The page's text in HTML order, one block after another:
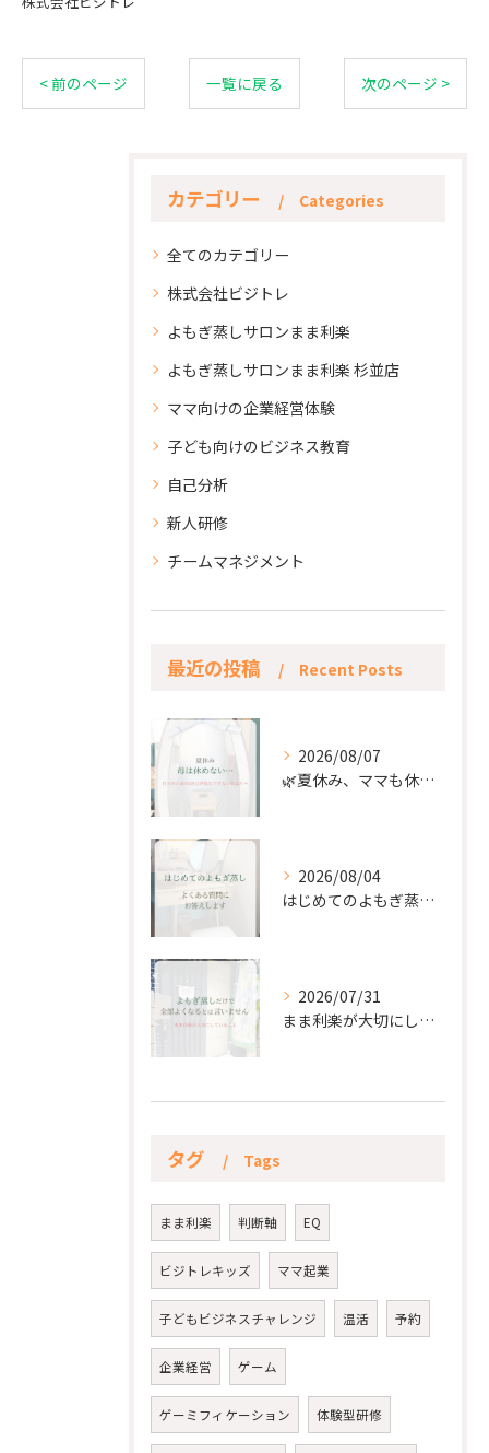
< 前のページ 一覧に戻る 次のページ >
カテゴリー Categories
全てのカテゴリー
株式会社ビジトレ
よもぎ蒸しサロンまま利楽
よもぎ蒸しサロンまま利楽 杉並店
ママ向けの企業経営体験
子ども向けのビジネス教育
自己分析
新人研修
チームマネジメント
最近の投稿 Recent Posts
2026/08/07
🌿夏休み、ママも休もう🌿
2026/08/04
はじめてのよもぎ蒸し。
2026/07/31
まま利楽が大切にしていること✨
タグ Tags
まま利楽 判断軸 EQ
ビジトレキッズ ママ起業
子どもビジネスチャレンジ 温活 予約
企業経営 ゲーム
ゲーミフィケーション 体験型研修